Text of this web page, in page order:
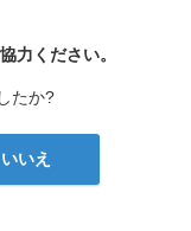
力ください。
たか?
いいえ